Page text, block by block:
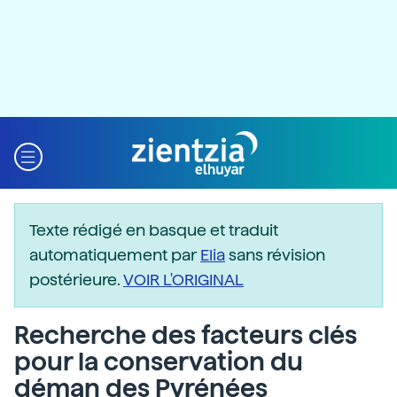
Texte rédigé en basque et traduit
automatiquement parEliasans révision
postérieure.VOIR L'ORIGINAL
Recherche des facteurs clés
pour la conservation du
déman des Pyrénées